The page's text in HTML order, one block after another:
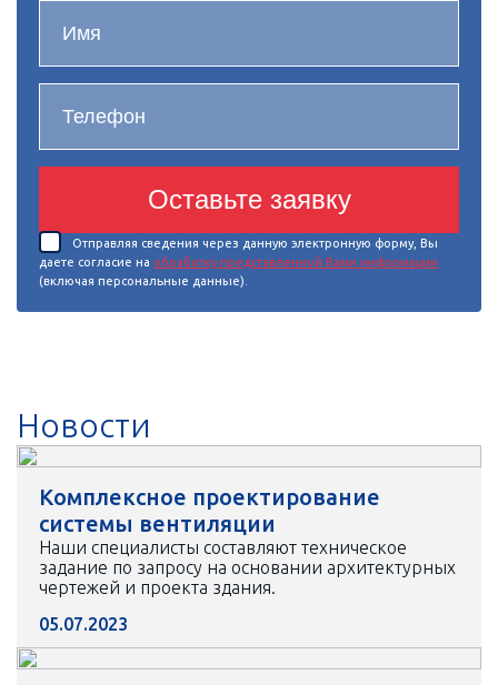
Оставьте заявку
Отправляя сведения через данную электронную форму, Вы
даете согласие на обработку представленной Вами информации
(включая персональные данные).
Новости
Комплексное проектирование
системы вентиляции
Наши специалисты составляют техническое
задание по запросу на основании архитектурных
чертежей и проекта здания.
05.07.2023